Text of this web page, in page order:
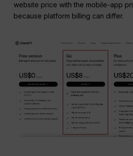
website price with the mobile-app
because platform billing can differ.